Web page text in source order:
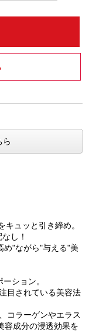
ら
ュッと引き締め。
し！
め"ながら"与える"美
ション。
目されている美容法
コラーゲンやエラス
容成分の浸透効果を